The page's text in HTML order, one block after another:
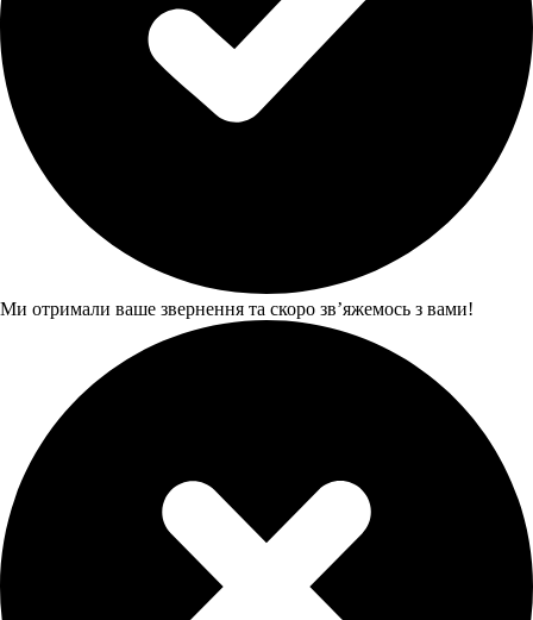
Ми отримали ваше звернення та скоро звʼяжемось з вами!